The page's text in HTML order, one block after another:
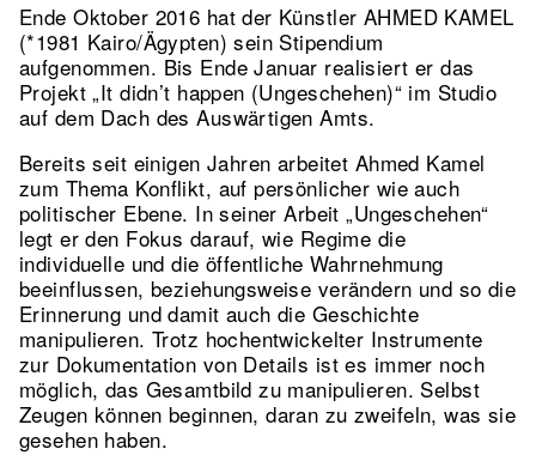
Ende Oktober 2016 hat der Künstler AHMED KAMEL
(*1981 Kairo/Ägypten) sein Stipendium
aufgenommen. Bis Ende Januar realisiert er das
Projekt „It didn’t happen (Ungeschehen)“ im Studio
auf dem Dach des Auswärtigen Amts.
Bereits seit einigen Jahren arbeitet Ahmed Kamel
zum Thema Konflikt, auf persönlicher wie auch
politischer Ebene. In seiner Arbeit „Ungeschehen“
legt er den Fokus darauf, wie Regime die
individuelle und die öffentliche Wahrnehmung
beeinflussen, beziehungsweise verändern und so die
Erinnerung und damit auch die Geschichte
manipulieren. Trotz hochentwickelter Instrumente
zur Dokumentation von Details ist es immer noch
möglich, das Gesamtbild zu manipulieren. Selbst
Zeugen können beginnen, daran zu zweifeln, was sie
gesehen haben.